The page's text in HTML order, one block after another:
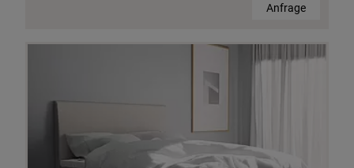
Anfrage